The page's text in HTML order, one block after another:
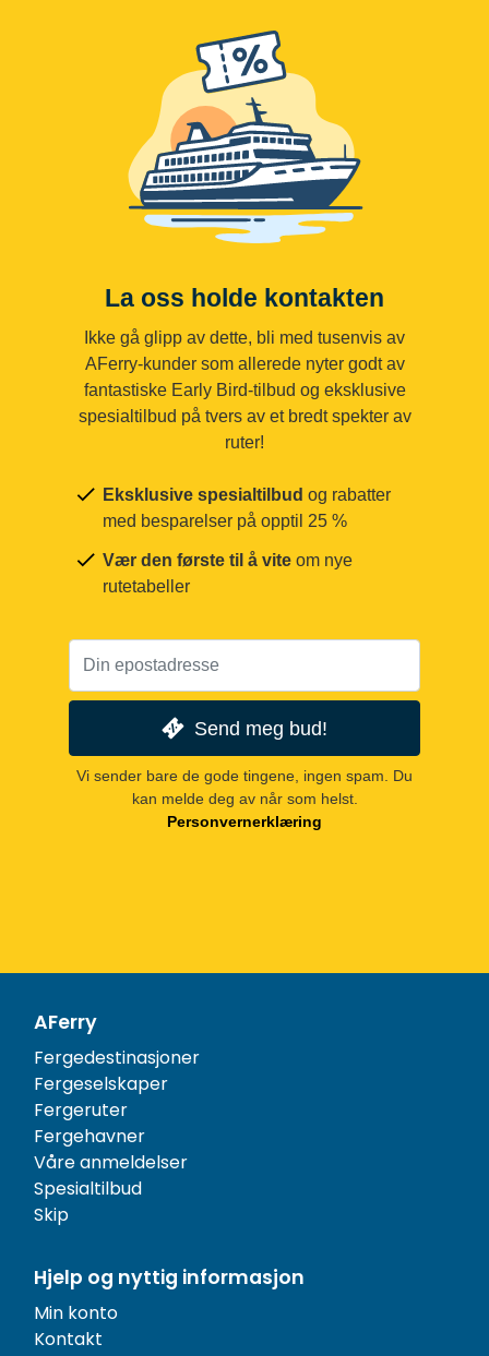
La oss holde kontakten
Ikke gå glipp av dette, bli med tusenvis av
AFerry-kunder som allerede nyter godt av
fantastiske Early Bird-tilbud og eksklusive
spesialtilbud på tvers av et bredt spekter av
ruter!
Eksklusive spesialtilbud og rabatter
med besparelser på opptil 25 %
Vær den første til å vite om nye
rutetabeller
Send meg bud!
Vi sender bare de gode tingene, ingen spam. Du
kan melde deg av når som helst.
Personvernerklæring
AFerry
Fergedestinasjoner
Fergeselskaper
Fergeruter
Fergehavner
Våre anmeldelser
Spesialtilbud
Skip
Hjelp og nyttig informasjon
Min konto
Kontakt